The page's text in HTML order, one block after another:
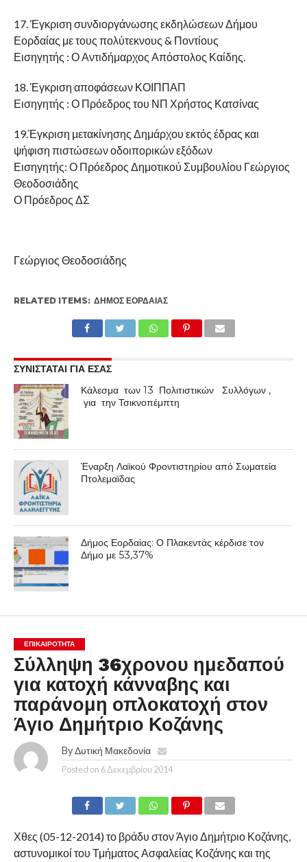
17. Έγκριση συνδιοργάνωσης εκδηλώσεων Δήμου
Εορδαίας με τους πολύτεκνους & Ποντίους
Εισηγητής : Ο Αντιδήμαρχος Απόστολος Καίδης.
18. Έγκριση αποφάσεων ΚΟΙΠΠΑΠ
Εισηγητής : Ο Πρόεδρος του ΝΠ Χρήστος Κατσίνας
19.Έγκριση μετακίνησης Δημάρχου εκτός έδρας και
ψήφιση πιστώσεων οδοιπορικών εξόδων
Εισηγητής: Ο Πρόεδρος Δημοτικού Συμβουλίου Γεώργιος
Θεοδοσιάδης
Ο Πρόεδρος ΔΣ
Γεώργιος Θεοδοσιάδης
RELATED ITEMS: ΔΉΜΟΣ ΕΟΡΔΑΊΑΣ
ΣΥΝΙΣΤΑΤΑΙ ΓΙΑ ΕΣΑΣ
Κάλεσμα των 13 Πολιτιστικών Συλλόγων ,
για την Τσικνοπέμπτη
Έναρξη Λαϊκού Φροντιστηρίου από Σωματεία
Πτολεμαϊδας
Δήμος Εορδαίας: Ο Πλακεντάς κέρδισε τον
Δήμο με 53,37%
ΕΠΙΚΑΙΡΟΤΗΤΑ
Σύλληψη 36χρονου ημεδαπού
για κατοχή κάνναβης και
παράνομη οπλοκατοχή στον
Άγιο Δημήτριο Κοζάνης
By Δυτική Μακεδονία
Posted on 6 Δεκεμβρίου 2014
Χθες (05-12-2014) το βράδυ στον Άγιο Δημήτριο Κοζάνης,
αστυνομικοί του Τμήματος Ασφαλείας Κοζάνης και της